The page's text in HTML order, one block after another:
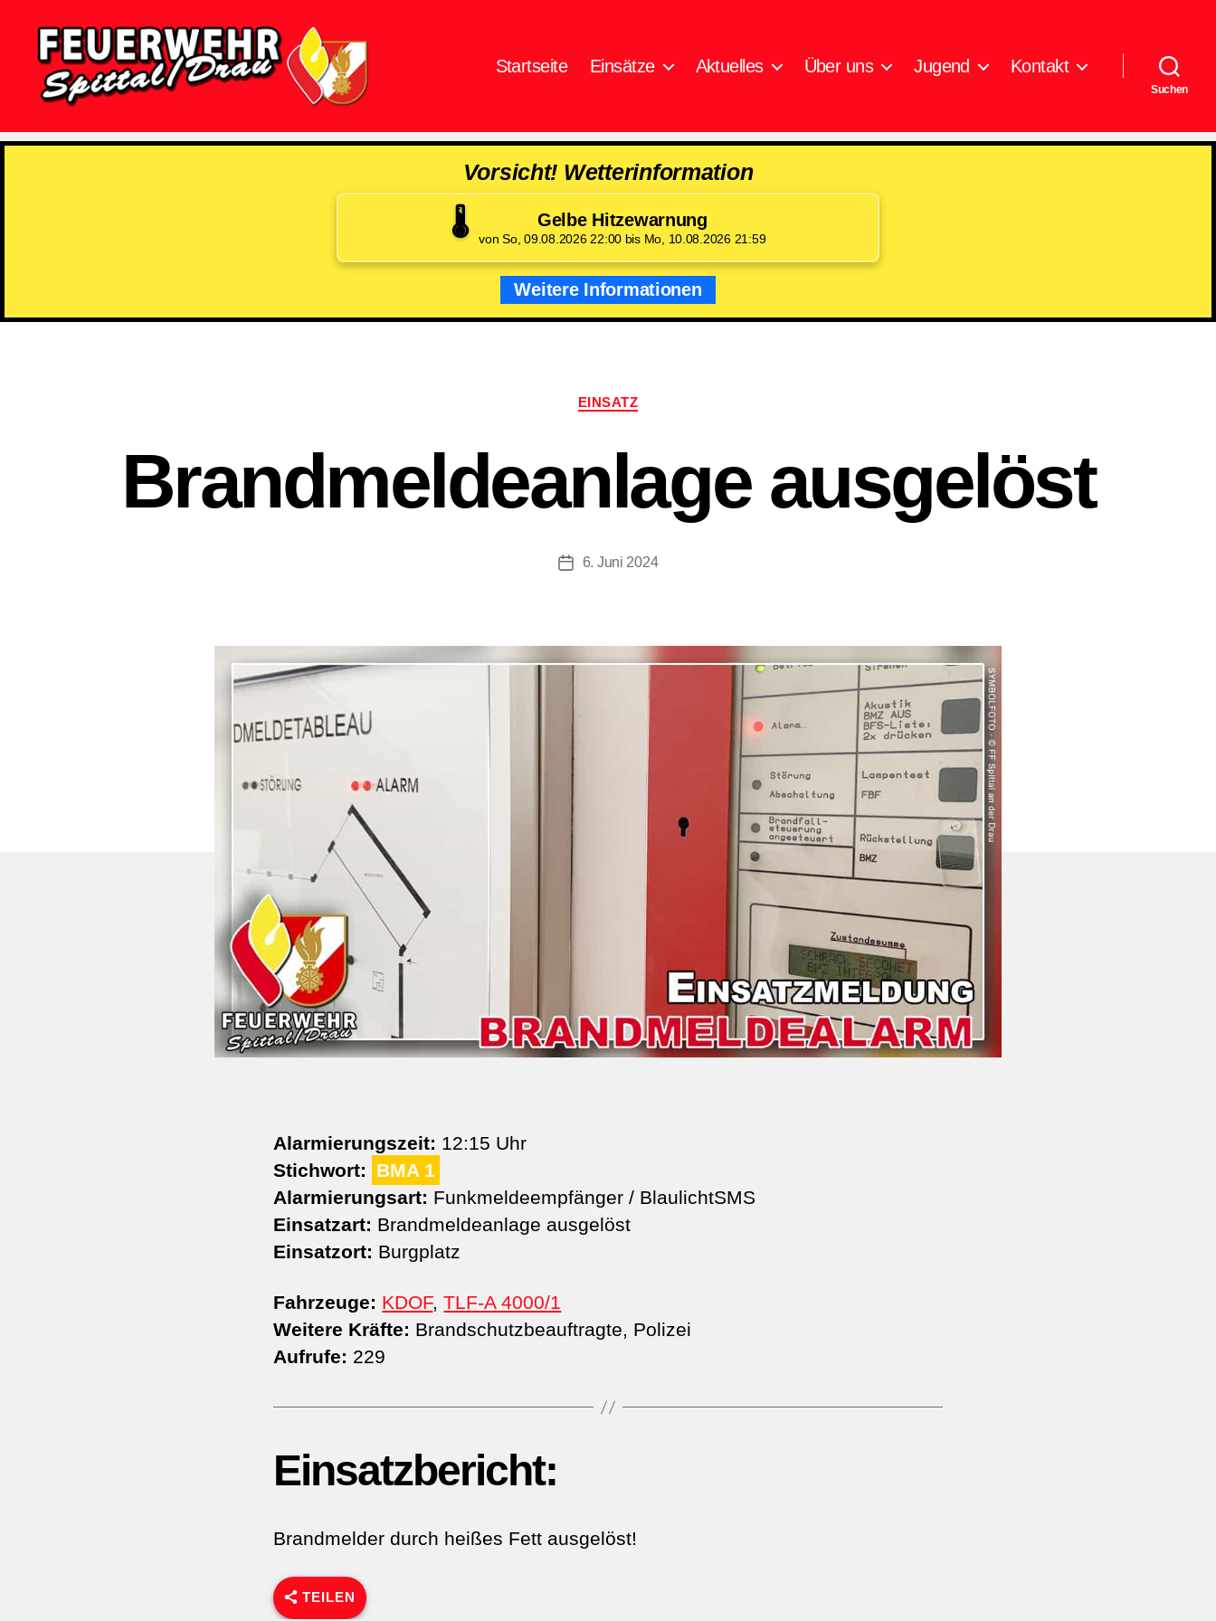
Spittal/Drau
Startseite Einsätze Aktuelles Über uns Jugend Kontakt
Suchen
Vorsicht! Wetterinformation
🌡️ Gelbe Hitzewarnung
von So, 09.08.2026 22:00 bis Mo, 10.08.2026 21:59
Weitere Informationen
Kategorien
EINSATZ
Brandmeldeanlage ausgelöst
Beitragsdatum
6. Juni 2024
Alarmierungszeit: 12:15 Uhr
Stichwort:
BMA 1
Alarmierungsart: Funkmeldeempfänger / BlaulichtSMS
Einsatzart: Brandmeldeanlage ausgelöst
Einsatzort: Burgplatz
Fahrzeuge: KDOF,TLF-A 4000/1
Weitere Kräfte: Brandschutzbeauftragte, Polizei
Aufrufe: 229
Einsatzbericht:
Brandmelder durch heißes Fett ausgelöst!
TEILEN